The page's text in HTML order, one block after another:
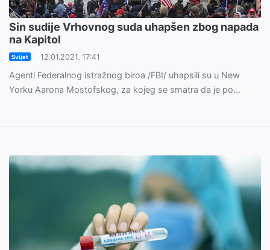
Sin sudije Vrhovnog suda uhapšen zbog napada
na Kapitol
Svijet 12.01.2021. 17:41
Agenti Federalnog istražnog biroa /FBI/ uhapsili su u New
Yorku Aarona Mostofskog, za kojeg se smatra da je po...